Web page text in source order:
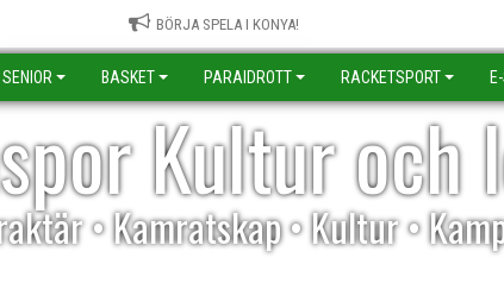
BÖRJA SPELA I KONYA!
SENIOR BASKET PARAIDROTT RACKETSPORT
Kultur
• Kamratskap • Kultur •